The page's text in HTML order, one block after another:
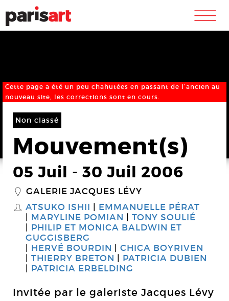
m
Cette page a été un peu chahutées en passant de l’ancien au
nouveau site, les corrections sont en cours.
Non classé
Mouvement(s)
05 Juil - 30 Juil 2006
_ GALERIE JACQUES LÉVY
S ATSUKO ISHII
EMMANUELLE PÉRAT
MARYLINE POMIAN
TONY SOULIÉ
PHILIP ET MONICA BALDWIN ET
GUGGISBERG
HERVÉ BOURDIN
CHICA BOYRIVEN
THIERRY BRETON
PATRICIA DUBIEN
PATRICIA ERBELDING
Invitée par le galeriste Jacques Lévy